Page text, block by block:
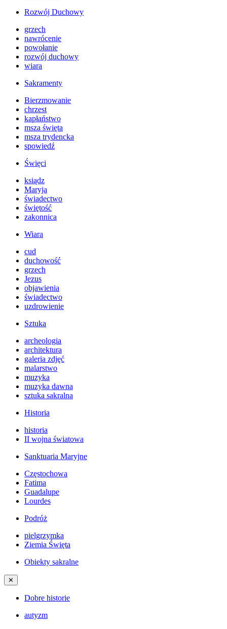
Rozwój Duchowy
grzech
nawrócenie
powołanie
rozwój duchowy
wiara
Sakramenty
Bierzmowanie
chrzest
kapłaństwo
msza święta
msza trydencka
spowiedź
Święci
ksiądz
Maryja
świadectwo
świętość
zakonnica
Wiara
cud
duchowość
grzech
Jezus
objawienia
świadectwo
uzdrowienie
Sztuka
archeologia
architektura
galeria zdjęć
malarstwo
muzyka
muzyka dawna
sztuka sakralna
Historia
historia
II wojna światowa
Sanktuaria Maryjne
Częstochowa
Fatima
Guadalupe
Lourdes
Podróż
pielgrzymka
Ziemia Święta
Obiekty sakralne
✕
Dobre historie
autyzm